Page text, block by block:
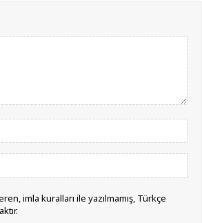
imla kuralları ile yazılmamış, Türkçe